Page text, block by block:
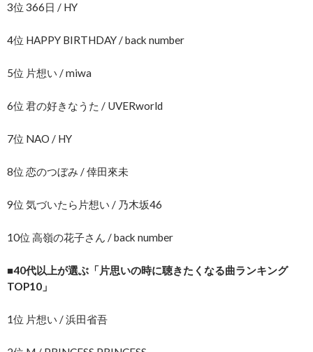
3位 366日 / HY
4位 HAPPY BIRTHDAY / back number
5位 片想い / miwa
6位 君の好きなうた / UVERworld
7位 NAO / HY
8位 恋のつぼみ / 倖田來未
9位 気づいたら片想い / 乃木坂46
10位 高嶺の花子さん / back number
■40代以上が選ぶ「片思いの時に聴きたくなる曲ランキング
TOP10」
1位 片想い / 浜田省吾